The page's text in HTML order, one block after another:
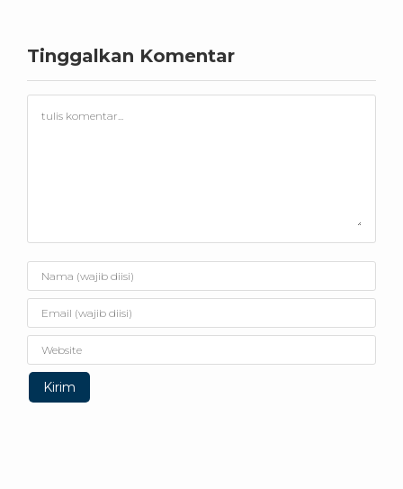
Tinggalkan Komentar